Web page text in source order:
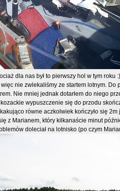
dla nas był to pierwszy hol w tym roku :)
nie zwlekaliśmy ze startem lotnym.
Nie mniej jednak dotarłem do niego
wypuszczenie się do przodu
równe aczkolwiek kończyło się
z Marianem, który kilkanaście minut
doleciał na lotnisko (po czym